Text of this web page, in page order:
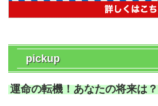
pickup
運命の転機！あなたの将来は？